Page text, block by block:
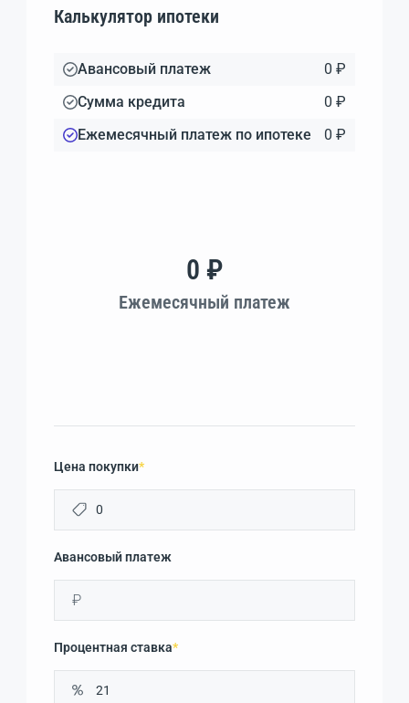
Калькулятор ипотеки
Авансовый платеж
0 ₽
Сумма кредита
0 ₽
Ежемесячный платеж по ипотеке
0 ₽
0 ₽
Ежемесячный платеж
Цена покупки*
Авансовый платеж
₽
Процентная ставка*